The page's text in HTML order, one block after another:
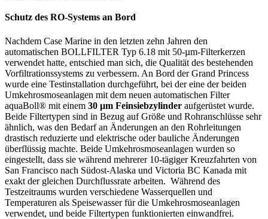
Schutz des RO-Systems an Bord
Nachdem Case Marine in den letzten zehn Jahren den
automatischen BOLLFILTER Typ 6.18 mit 50-µm-Filterkerzen
verwendet hatte, entschied man sich, die Qualität des bestehenden
Vorfiltrationssystems zu verbessern. An Bord der Grand Princess
wurde eine Testinstallation durchgeführt, bei der eine der beiden
Umkehrosmoseanlagen mit dem neuen automatischen Filter
aquaBoll® mit einem 30 µm Feinsiebzylinder aufgerüstet wurde.
Beide Filtertypen sind in Bezug auf Größe und Rohranschlüsse sehr
ähnlich, was den Bedarf an Änderungen an den Rohrleitungen
drastisch reduzierte und elektrische oder bauliche Änderungen
überflüssig machte. Beide Umkehrosmoseanlagen wurden so
eingestellt, dass sie während mehrerer 10-tägiger Kreuzfahrten von
San Francisco nach Südost-Alaska und Victoria BC Kanada mit
exakt der gleichen Durchflussrate arbeiten. Während des
Testzeitraums wurden verschiedene Wasserquellen und
Temperaturen als Speisewasser für die Umkehrosmoseanlagen
verwendet, und beide Filtertypen funktionierten einwandfrei.